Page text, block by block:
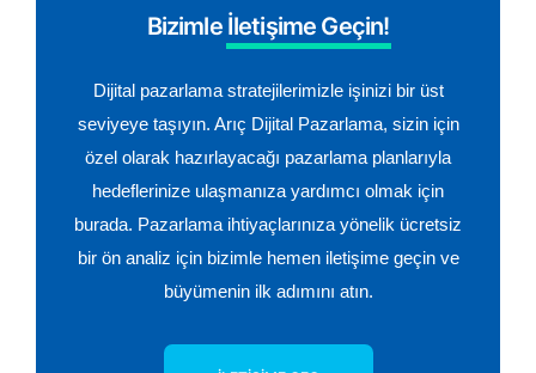
Bizimle İletişime Geçin!
Dijital pazarlama stratejilerimizle işinizi bir üst
seviyeye taşıyın. Arıç Dijital Pazarlama, sizin için
özel olarak hazırlayacağı pazarlama planlarıyla
hedeflerinize ulaşmanıza yardımcı olmak için
burada. Pazarlama ihtiyaçlarınıza yönelik ücretsiz
bir ön analiz için bizimle hemen iletişime geçin ve
büyümenin ilk adımını atın.